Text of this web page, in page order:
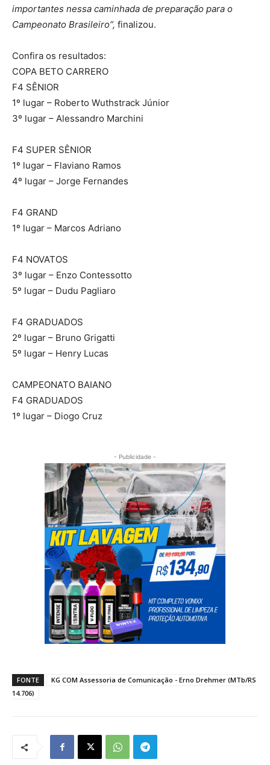
importantes nessa caminhada de preparação para o
Campeonato Brasileiro”, finalizou.
Confira os resultados:
COPA BETO CARRERO
F4 SÊNIOR
1º lugar – Roberto Wuthstrack Júnior
3º lugar – Alessandro Marchini
F4 SUPER SÊNIOR
1º lugar – Flaviano Ramos
4º lugar – Jorge Fernandes
F4 GRAND
1º lugar – Marcos Adriano
F4 NOVATOS
3º lugar – Enzo Contessotto
5º lugar – Dudu Pagliaro
F4 GRADUADOS
2º lugar – Bruno Grigatti
5º lugar – Henry Lucas
CAMPEONATO BAIANO
F4 GRADUADOS
1º lugar – Diogo Cruz
- Publicidade -
FONTE
KG COM Assessoria de Comunicação - Erno Drehmer (MTb/RS
14.706)